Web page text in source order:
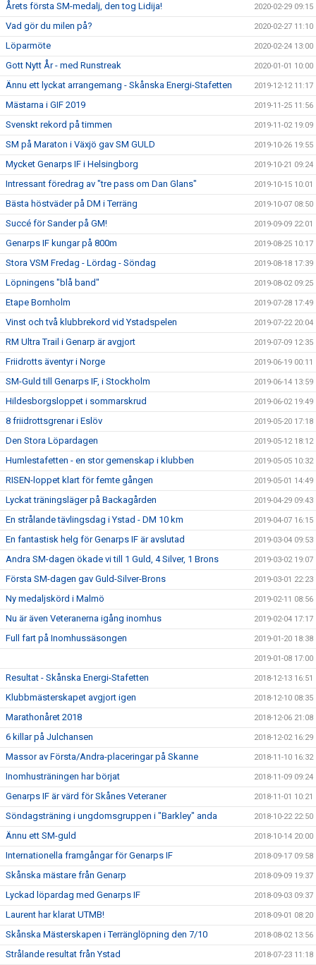
Årets första SM-medalj, den tog Lidija! 2020-02-29 09:15
Vad gör du milen på? 2020-02-27 11:10
Löparmöte 2020-02-24 13:00
Gott Nytt År - med Runstreak 2020-01-01 10:00
Ännu ett lyckat arrangemang - Skånska Energi-Stafetten 2019-12-12 11:17
Mästarna i GIF 2019 2019-11-25 11:56
Svenskt rekord på timmen 2019-11-02 19:09
SM på Maraton i Växjö gav SM GULD 2019-10-26 19:55
Mycket Genarps IF i Helsingborg 2019-10-21 09:24
Intressant föredrag av "tre pass om Dan Glans" 2019-10-15 10:01
Bästa höstväder på DM i Terräng 2019-10-07 08:50
Succé för Sander på GM! 2019-09-09 22:01
Genarps IF kungar på 800m 2019-08-25 10:17
Stora VSM Fredag - Lördag - Söndag 2019-08-18 17:39
Löpningens "blå band" 2019-08-02 09:25
Etape Bornholm 2019-07-28 17:49
Vinst och två klubbrekord vid Ystadspelen 2019-07-22 20:04
RM Ultra Trail i Genarp är avgjort 2019-07-09 12:35
Friidrotts äventyr i Norge 2019-06-19 00:11
SM-Guld till Genarps IF, i Stockholm 2019-06-14 13:59
Hildesborgsloppet i sommarskrud 2019-06-02 19:49
8 friidrottsgrenar i Eslöv 2019-05-20 17:18
Den Stora Löpardagen 2019-05-12 18:12
Humlestafetten - en stor gemenskap i klubben 2019-05-05 10:32
RISEN-loppet klart för femte gången 2019-05-01 14:49
Lyckat träningsläger på Backagården 2019-04-29 09:43
En strålande tävlingsdag i Ystad - DM 10 km 2019-04-07 16:15
En fantastisk helg för Genarps IF är avslutad 2019-03-04 09:53
Andra SM-dagen ökade vi till 1 Guld, 4 Silver, 1 Brons 2019-03-02 19:07
Första SM-dagen gav Guld-Silver-Brons 2019-03-01 22:23
Ny medaljskörd i Malmö 2019-02-11 08:56
Nu är även Veteranerna igång inomhus 2019-02-04 17:17
Full fart på Inomhussäsongen 2019-01-20 18:38
2019-01-08 17:00
Resultat - Skånska Energi-Stafetten 2018-12-13 16:51
Klubbmästerskapet avgjort igen 2018-12-10 08:35
Marathonåret 2018 2018-12-06 21:08
6 killar på Julchansen 2018-12-02 16:29
Massor av Första/Andra-placeringar på Skanne 2018-11-10 16:32
Inomhusträningen har börjat 2018-11-09 09:24
Genarps IF är värd för Skånes Veteraner 2018-11-01 10:21
Söndagsträning i ungdomsgruppen i "Barkley" anda 2018-10-22 22:50
Ännu ett SM-guld 2018-10-14 20:00
Internationella framgångar för Genarps IF 2018-09-17 09:58
Skånska mästare från Genarp 2018-09-09 19:37
Lyckad löpardag med Genarps IF 2018-09-03 09:37
Laurent har klarat UTMB! 2018-09-01 08:20
Skånska Mästerskapen i Terränglöpning den 7/10 2018-08-02 13:56
Strålande resultat från Ystad 2018-07-23 11:18